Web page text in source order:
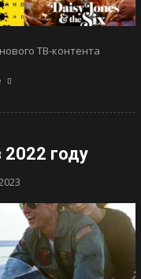
ТВ-контента
году